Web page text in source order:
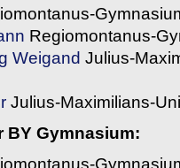
Regiomontanus-
Weigand Julius-
Julius-Maximilians-
BY Gymnasium: